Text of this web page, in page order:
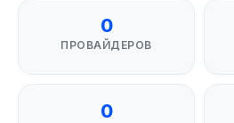
0
ПРОВАЙДЕРОВ
0